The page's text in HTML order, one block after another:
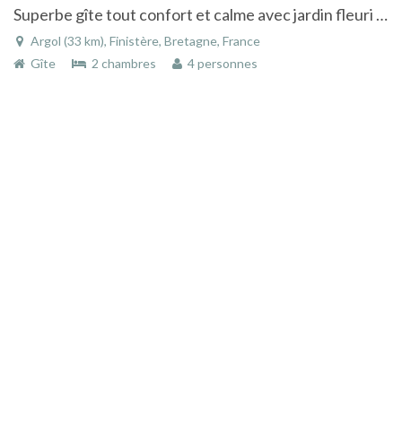
Superbe gîte tout confort et calme avec jardin fleuri - Presqu'ile de Crozon à Argol - Finistère
Argol (33 km), Finistère, Bretagne, France
Gîte
2 chambres 4 personnes